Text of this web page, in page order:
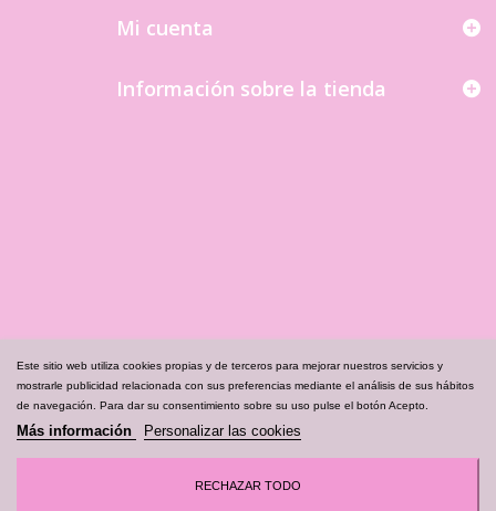
Mi cuenta
Información sobre la tienda
Este sitio web utiliza cookies propias y de terceros para mejorar nuestros servicios y
mostrarle publicidad relacionada con sus preferencias mediante el análisis de sus hábitos
de navegación. Para dar su consentimiento sobre su uso pulse el botón Acepto.
Más información Personalizar las cookies
RECHAZAR TODO